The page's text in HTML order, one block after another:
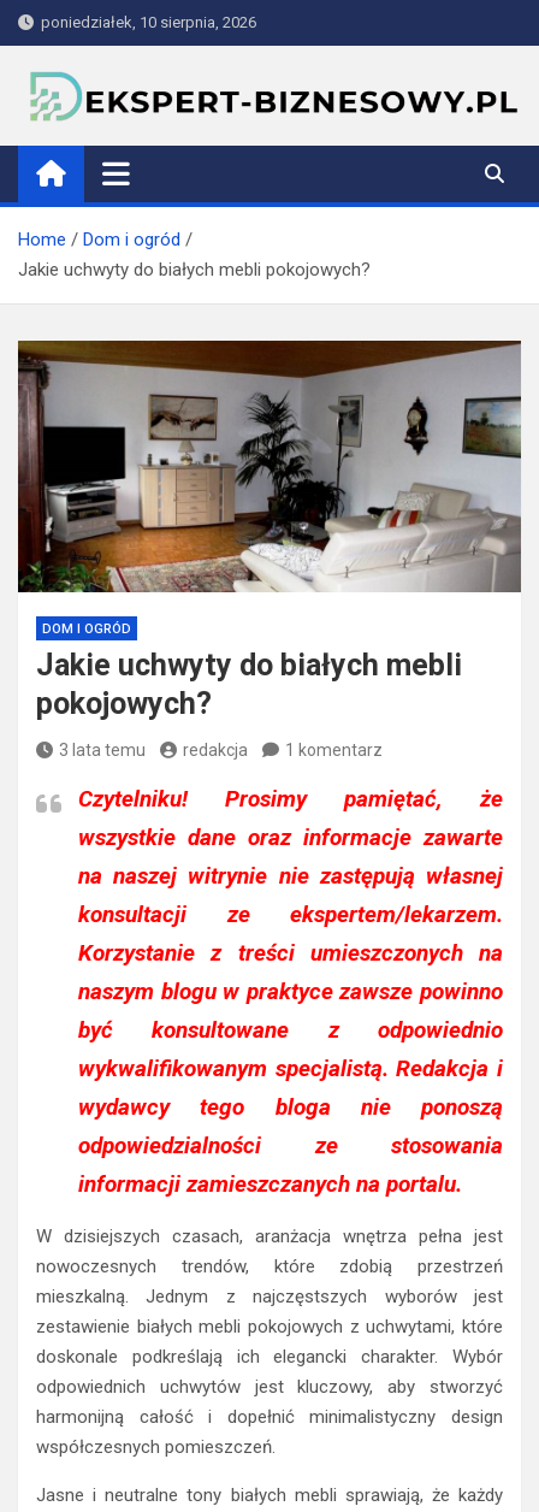
Skip
to
content
poniedziałek, 10 sierpnia, 2026
ekspert-biznesowy.pl
Home
Dom i ogród
Jakie uchwyty do białych mebli pokojowych?
DOM I OGRÓD
Jakie uchwyty do białych mebli
pokojowych?
3 lata temu redakcja 1 komentarz
Czytelniku!Prosimy pamiętać, że
wszystkie dane oraz informacje zawarte
na naszej witrynie nie zastępują własnej
konsultacji ze ekspertem/lekarzem.
Korzystanie z treści umieszczonych na
naszym blogu w praktyce zawsze powinno
być konsultowane z odpowiednio
wykwalifikowanym specjalistą. Redakcja i
wydawcy tego bloga nie ponoszą
odpowiedzialności ze stosowania
informacji zamieszczanych na portalu.
W dzisiejszych czasach, aranżacja wnętrza pełna jest
nowoczesnych trendów, które zdobią przestrzeń
mieszkalną. Jednym z najczęstszych wyborów jest
zestawienie białych mebli pokojowych z uchwytami, które
doskonale podkreślają ich elegancki charakter. Wybór
odpowiednich uchwytów jest kluczowy, aby stworzyć
harmonijną całość i dopełnić minimalistyczny design
współczesnych pomieszczeń.
Jasne i neutralne tony białych mebli sprawiają, że każdy